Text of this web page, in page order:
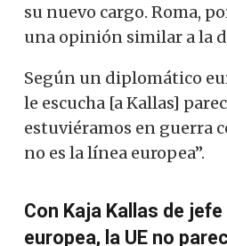
su nuevo cargo. Roma,
una opinión similar a la
Según un diplomático
le escucha [a Kallas]
estuviéramos en guerra
no es la línea europea”.
Con Kaja Kallas de
europea, la UE no